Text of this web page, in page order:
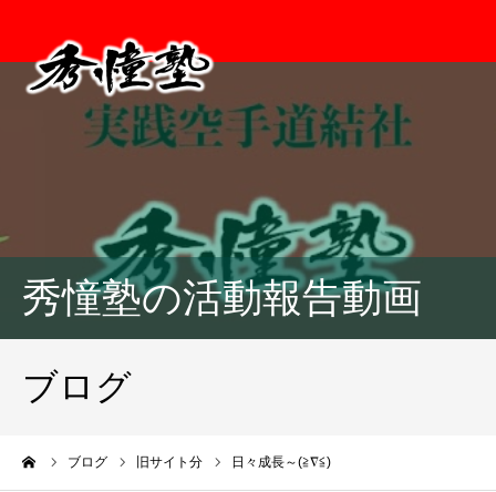
秀憧塾の活動報告動画
ブログ
ブログ 旧サイト分 日々成長～(≧∇≦)